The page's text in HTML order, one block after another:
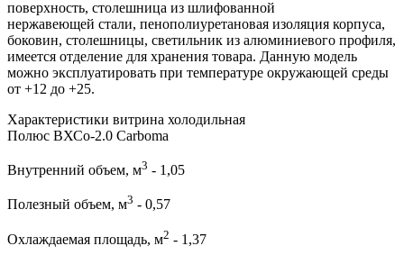
поверхность, столешница из шлифованной
нержавеющей стали, пенополиуретановая изоляция корпуса,
боковин, столешницы, светильник из алюминиевого профиля,
имеется отделение для хранения товара. Данную модель
можно эксплуатировать при температуре окружающей среды
от +12 до +25.
Характеристики витрина холодильная
Полюс ВХСо-2.0 Carboma
Внутренний объем, м3 - 1,05
Полезный объем, м3 - 0,57
Охлаждаемая площадь, м2 - 1,37